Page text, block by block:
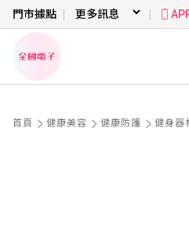
門市據點
首頁 健康美容 健康防護 健身器